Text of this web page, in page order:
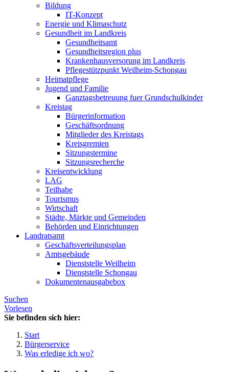
Bildung
IT-Konzept
Energie und Klimaschutz
Gesundheit im Landkreis
Gesundheitsamt
Gesundheitsregion plus
Krankenhausversorung im Landkreis
Pflegestützpunkt Weilheim-Schongau
Heimatpflege
Jugend und Familie
Ganztagsbetreuung fuer Grundschulkinder
Kreistag
Bürgerinformation
Geschäftsordnung
Mitglieder des Kreistags
Kreisgremien
Sitzungstermine
Sitzungsrecherche
Kreisentwicklung
LAG
Teilhabe
Tourismus
Wirtschaft
Städte, Märkte und Gemeinden
Behörden und Einrichtungen
Landratsamt
Geschäftsverteilungsplan
Amtsgebäude
Dienststelle Weilheim
Dienststelle Schongau
Dokumentenausgabebox
Suchen
Vorlesen
Sie befinden sich hier:
Start
Bürgerservice
Was erledige ich wo?